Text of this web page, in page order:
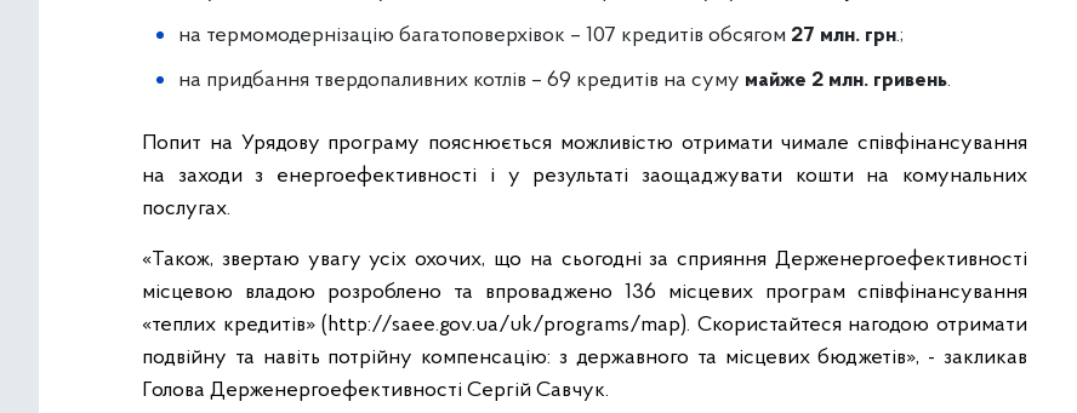
на термомодернізацію багатоповерхівок – 107 кредитів обсягом 27 млн. грн.;
на придбання твердопаливних котлів – 69 кредитів на суму майже 2 млн. гривень.
Попит на Урядову програму пояснюється можливістю отримати чимале співфінансування
на заходи з енергоефективності і у результаті заощаджувати кошти на комунальних
послугах.
«Також, звертаю увагу усіх охочих, що на сьогодні за сприяння Держенергоефективності
місцевою владою розроблено та впроваджено 136 місцевих програм співфінансування
«теплих кредитів» (http://saee.gov.ua/uk/programs/map). Скористайтеся нагодою отримати
подвійну та навіть потрійну компенсацію: з державного та місцевих бюджетів», - закликав
Голова Держенергоефективності Сергій Савчук.